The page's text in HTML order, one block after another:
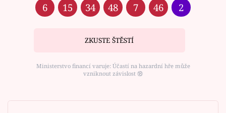
6 15 34 48 7 46 2
ZKUSTE ŠTĚSTÍ
Ministerstvo financí varuje: Účastí na hazardní hře může
vzniknout závislost ⑱